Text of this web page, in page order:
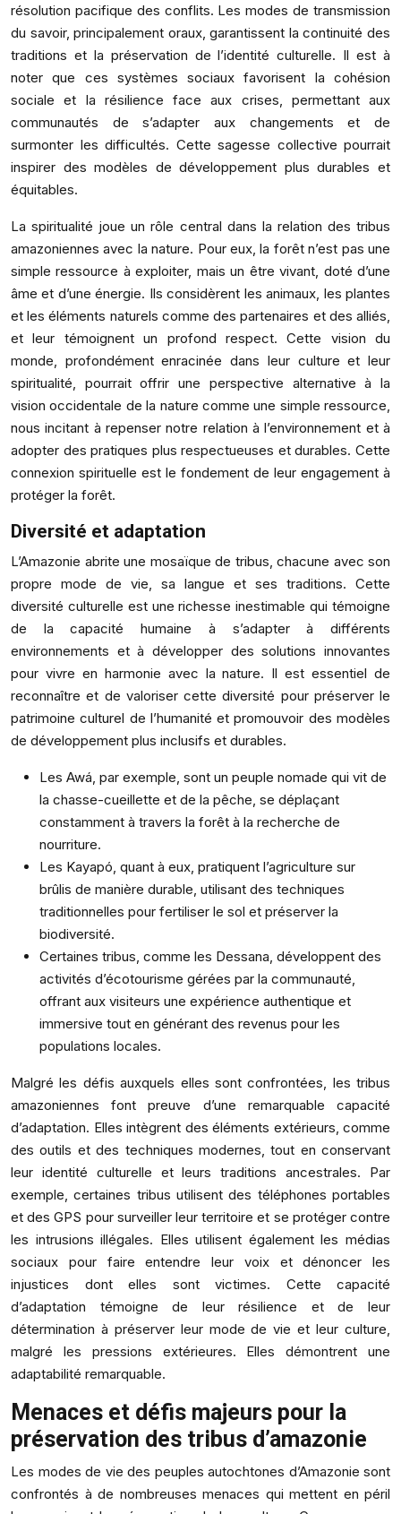
résolution pacifique des conflits. Les modes de transmission
du savoir, principalement oraux, garantissent la continuité des
traditions et la préservation de l’identité culturelle. Il est à
noter que ces systèmes sociaux favorisent la cohésion
sociale et la résilience face aux crises, permettant aux
communautés de s’adapter aux changements et de
surmonter les difficultés. Cette sagesse collective pourrait
inspirer des modèles de développement plus durables et
équitables.
La spiritualité joue un rôle central dans la relation des tribus
amazoniennes avec la nature. Pour eux, la forêt n’est pas une
simple ressource à exploiter, mais un être vivant, doté d’une
âme et d’une énergie. Ils considèrent les animaux, les plantes
et les éléments naturels comme des partenaires et des alliés,
et leur témoignent un profond respect. Cette vision du
monde, profondément enracinée dans leur culture et leur
spiritualité, pourrait offrir une perspective alternative à la
vision occidentale de la nature comme une simple ressource,
nous incitant à repenser notre relation à l’environnement et à
adopter des pratiques plus respectueuses et durables. Cette
connexion spirituelle est le fondement de leur engagement à
protéger la forêt.
Diversité et adaptation
L’Amazonie abrite une mosaïque de tribus, chacune avec son
propre mode de vie, sa langue et ses traditions. Cette
diversité culturelle est une richesse inestimable qui témoigne
de la capacité humaine à s’adapter à différents
environnements et à développer des solutions innovantes
pour vivre en harmonie avec la nature. Il est essentiel de
reconnaître et de valoriser cette diversité pour préserver le
patrimoine culturel de l’humanité et promouvoir des modèles
de développement plus inclusifs et durables.
Les Awá, par exemple, sont un peuple nomade qui vit de
la chasse-cueillette et de la pêche, se déplaçant
constamment à travers la forêt à la recherche de
nourriture.
Les Kayapó, quant à eux, pratiquent l’agriculture sur
brûlis de manière durable, utilisant des techniques
traditionnelles pour fertiliser le sol et préserver la
biodiversité.
Certaines tribus, comme les Dessana, développent des
activités d’écotourisme gérées par la communauté,
offrant aux visiteurs une expérience authentique et
immersive tout en générant des revenus pour les
populations locales.
Malgré les défis auxquels elles sont confrontées, les tribus
amazoniennes font preuve d’une remarquable capacité
d’adaptation. Elles intègrent des éléments extérieurs, comme
des outils et des techniques modernes, tout en conservant
leur identité culturelle et leurs traditions ancestrales. Par
exemple, certaines tribus utilisent des téléphones portables
et des GPS pour surveiller leur territoire et se protéger contre
les intrusions illégales. Elles utilisent également les médias
sociaux pour faire entendre leur voix et dénoncer les
injustices dont elles sont victimes. Cette capacité
d’adaptation témoigne de leur résilience et de leur
détermination à préserver leur mode de vie et leur culture,
malgré les pressions extérieures. Elles démontrent une
adaptabilité remarquable.
Menaces et défis majeurs pour la
préservation des tribus d’amazonie
Les modes de vie des peuples autochtones d’Amazonie sont
confrontés à de nombreuses menaces qui mettent en péril